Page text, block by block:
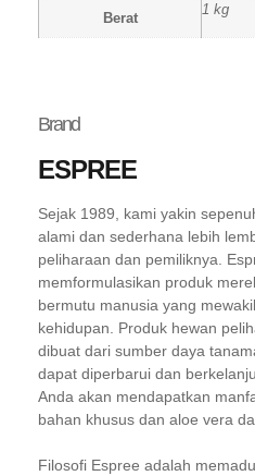
Berat
1 kg
Brand
ESPREE
Sejak 1989, kami yakin
alami dan sederhana lebih
peliharaan dan pemiliknya.
memformulasikan produk
bermutu manusia yang
kehidupan. Produk hewan
dibuat dari sumber daya
dapat diperbarui dan
Anda akan mendapatkan
bahan khusus dan aloe vera
Filosofi Espree adalah